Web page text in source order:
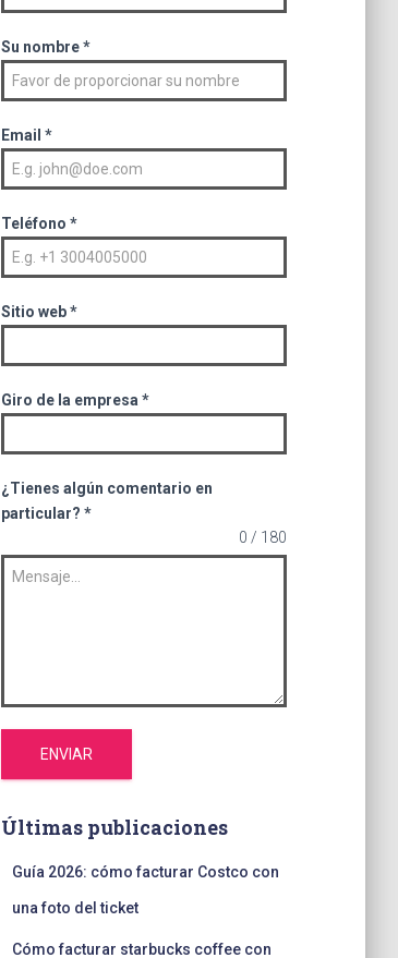
Su nombre*
Email *
Teléfono *
Sitio web*
Giro de la empresa *
¿Tienes algún comentario en
particular? *
0 / 180
ENVIAR
Últimas publicaciones
Guía 2026: cómo facturar Costco con
una foto del ticket
Cómo facturar starbucks coffee con